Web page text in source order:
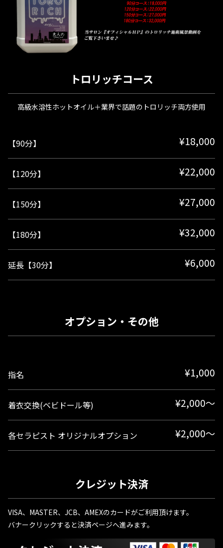
トロリッチコース
高級水溶性ホットオイル＋業界で話題のトロリッチ両方使用
【90分】 ¥18,000
【120分】 ¥22,000
【150分】 ¥27,000
【180分】 ¥32,000
延長【30分】 ¥6,000
オプション・その他
指名 ¥1,000
着衣交換(ベビドール等) ¥2,000〜
各セラピスト オリジナルオプション ¥2,000〜
クレジット決済
VISA、MASTER、JCB、AMEXのカードがご利用頂けます。
バナークリックすると決済ページへ進みます。